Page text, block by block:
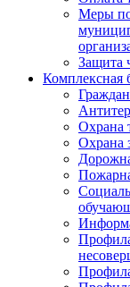
Меры
Защита
Комплексная
Охрана
Охрана